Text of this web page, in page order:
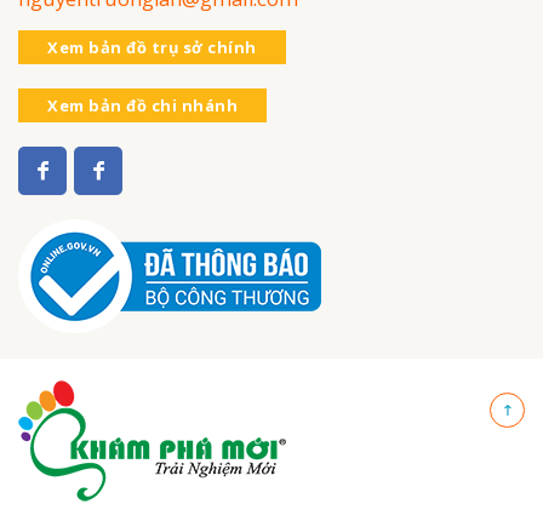
Xem bản đồ trụ sở chính
Xem bản đồ chi nhánh